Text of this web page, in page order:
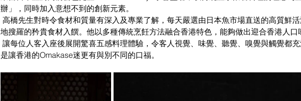
辦」，同時加入意想不到的創新元素。
地搜羅的矜貴食材入饌。他以多種傳統烹飪方法融合香港特色，能夠做出迎合香港人口
是讓香港的Omakase迷更有與別不同的口福。